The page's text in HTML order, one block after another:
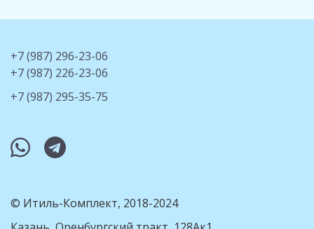
+7 (987) 296-23-06
+7 (987) 226-23-06
+7 (987) 295-35-75
whatsapptelegram
© Итиль-Комплект, 2018-2024